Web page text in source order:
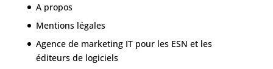
A propos
Mentions légales
Agence de marketing IT pour les ESN et les
éditeurs de logiciels